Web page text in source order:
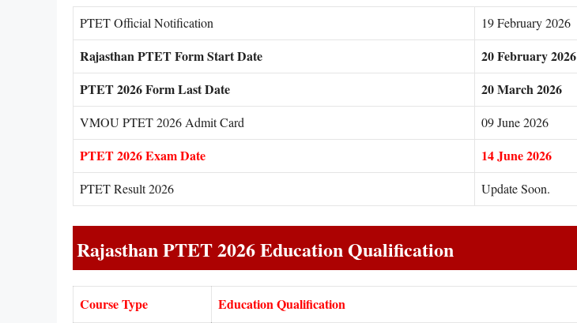
PTET Official Notification 19 February 2026
Rajasthan PTET Form Start Date
20 February 2026
PTET 2026 Form Last Date
20 March 2026
VMOU PTET 2026 Admit Card 09 June 2026
PTET 2026 Exam Date 14 June 2026
PTET Result 2026 Update Soon.
Rajasthan PTET 2026 Education Qualification
Course Type Education Qualification